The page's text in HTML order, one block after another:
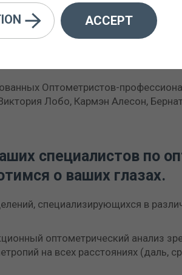
глаз и его зрительные функции
оценка зренияочень важны для
оптометристов занимает одно из
Оптометристов-
Лобо, Кармэн Алесон,
специалистов по
о ваших глазах.
специализирующихся в
оптометрический анализ
на всех расстояниях (даль,
ACCEPT